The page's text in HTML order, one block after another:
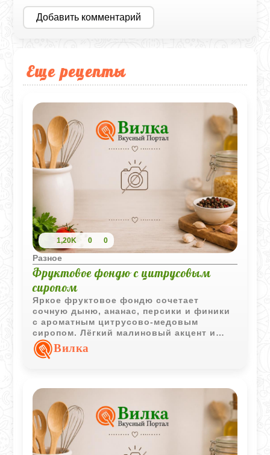
Добавить комментарий
Еще рецепты
1,20K 0 0
Разное
Фруктовое фондю с цитрусовым
сиропом
Яркое фруктовое фондю сочетает
сочную дыню, ананас, персики и финики
с ароматным цитрусово-медовым
сиропом. Лёгкий малиновый акцент и
кокосовая стружка делают десерт
особенно интересным и праздничным.
Вилка